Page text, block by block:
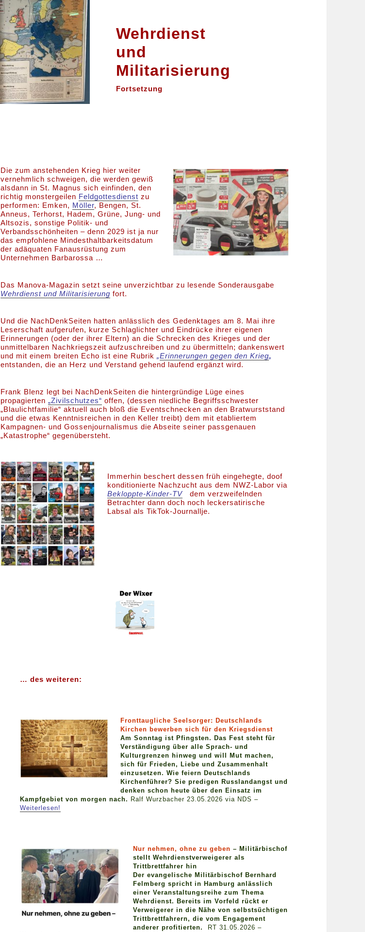
Wehrdienst
und
Militarisierung
Fortsetzung
Die zum anstehenden Krieg hier weiter
vernehmlich schweigen, die werden gewiß
alsdann in St. Magnus sich einfinden, den
richtig monstergeilen Feldgottesdienst zu
performen: Emken, Möller, Bengen, St.
Anneus, Terhorst, Hadem, Grüne, Jung- und
Altsozis, sonstige Politik- und
Verbandsschönheiten – denn 2029 ist ja nur
das empfohlene Mindesthaltbarkeitsdatum
der adäquaten Fanausrüstung zum
Unternehmen Barbarossa …
Das Manova-Magazin setzt seine unverzichtbar zu lesende Sonderausgabe
Wehrdienst und Militarisierung fort.
Und die NachDenkSeiten hatten anlässlich des Gedenktages am 8. Mai ihre
Leserschaft aufgerufen, kurze Schlaglichter und Eindrücke ihrer eigenen
Erinnerungen (oder der ihrer Eltern) an die Schrecken des Krieges und der
unmittelbaren Nachkriegszeit aufzuschreiben und zu übermitteln; dankenswert
und mit einem breiten Echo ist eine Rubrik„Erinnerungen gegen den Krieg„
entstanden, die an Herz und Verstand gehend laufend ergänzt wird.
Frank Blenz legt bei NachDenkSeiten die hintergründige Lüge eines
propagierten„Zivilschutzes“ offen, (dessen niedliche Begriffsschwester
„Blaulichtfamilie“ aktuell auch bloß die Eventschnecken an den Bratwurststand
und die etwas Kenntnisreichen in den Keller treibt) dem mit etabliertem
Kampagnen- und Gossenjournalismus die Abseite seiner passgenauen
„Katastrophe“ gegenübersteht.
Immerhin beschert dessen früh eingehegte, doof
konditionierte Nachzucht aus dem NWZ-Labor via
Bekloppte-Kinder-TVdem verzweifelnden
Betrachter dann doch noch leckersatirische
Labsal als TikTok-Journallje.
… des weiteren:
Fronttaugliche Seelsorger: Deutschlands
Kirchen bewerben sich für den Kriegsdienst
Am Sonntag ist Pfingsten. Das Fest steht für
Verständigung über alle Sprach- und
Kulturgrenzen hinweg und will Mut machen,
sich für Frieden, Liebe und Zusammenhalt
einzusetzen. Wie feiern Deutschlands
Kirchenführer? Sie predigen Russlandangst und
denken schon heute über den Einsatz im
Kampfgebiet von morgen nach. Ralf Wurzbacher 23.05.2026 via NDS –
Weiterlesen!
Nur nehmen, ohne zu geben – Militärbischof
stellt Wehrdienstverweigerer als
Trittbrettfahrer hin
Der evangelische Militärbischof Bernhard
Felmberg spricht in Hamburg anlässlich
einer Veranstaltungsreihe zum Thema
Wehrdienst. Bereits im Vorfeld rückt er
Verweigerer in die Nähe von selbstsüchtigen
Trittbrettfahrern, die vom Engagement
anderer profitierten.
RT 31.05.2026 –